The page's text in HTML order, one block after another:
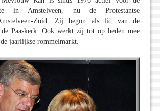
in Amstelveen, nu de Protestantse
Zuid. Zij begon als lid van de
de Paaskerk. Ook werkt zij tot op heden mee
jaarlijkse rommelmarkt.